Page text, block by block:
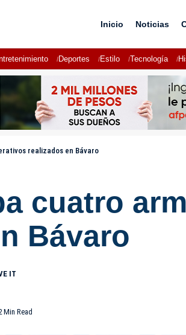
Inicio Noticias
Deportes Estilo Tecnología
realizados en Bávaro
cuatro
Bávaro
Min Read